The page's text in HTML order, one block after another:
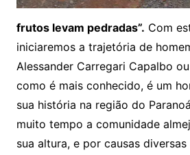
frutos levam pedradas”. Com
iniciaremos a trajetória de
Alessander Carregari Capalbo
como é mais conhecido, é um
sua história na região do
muito tempo a comunidade
sua altura, e por causas